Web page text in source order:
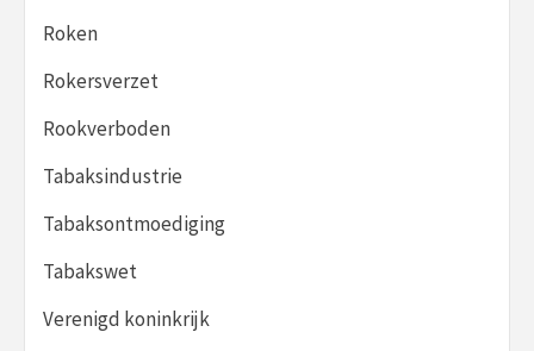
Roken
Rokersverzet
Rookverboden
Tabaksindustrie
Tabaksontmoediging
Tabakswet
Verenigd koninkrijk